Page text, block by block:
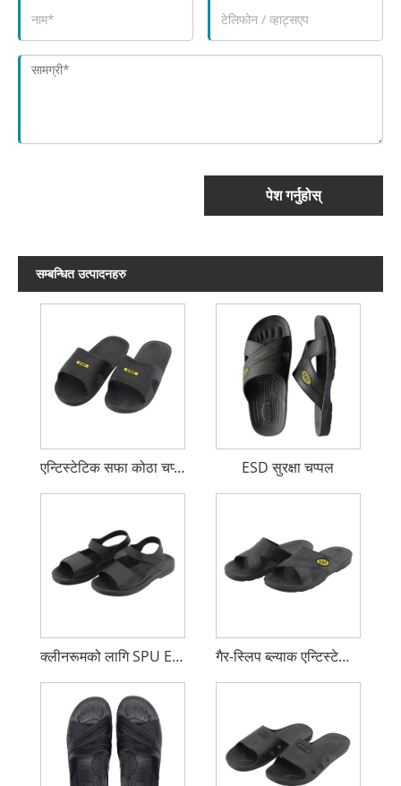
पेश गर्नुहोस्
सम्बन्धित उत्पादनहरु
एन्टिस्टेटिक सफा कोठा चप्पल ESD सुरक्षा चप्पल
क्लीनरूमको लागि SPU ESD चप्पल गैर-स्लिप ब्ल्याक एन्टिस्टेटिक ESD स्लिपर